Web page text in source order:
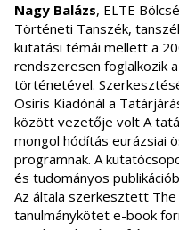
Nagy Balázs, ELTE
Történeti Tanszék,
kutatási témái mellett a
rendszeresen foglalkozik
történetével.
Osiris Kiadónál a
között vezetője volt A
mongol hódítás eurázsiai
programnak. A
és tudományos
Az általa szerkesztett The
tanulmánykötet e-book